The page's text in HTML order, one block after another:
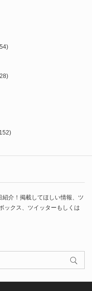
介！掲載してほしい情報、ツ
ックス、ツイッターもしくは